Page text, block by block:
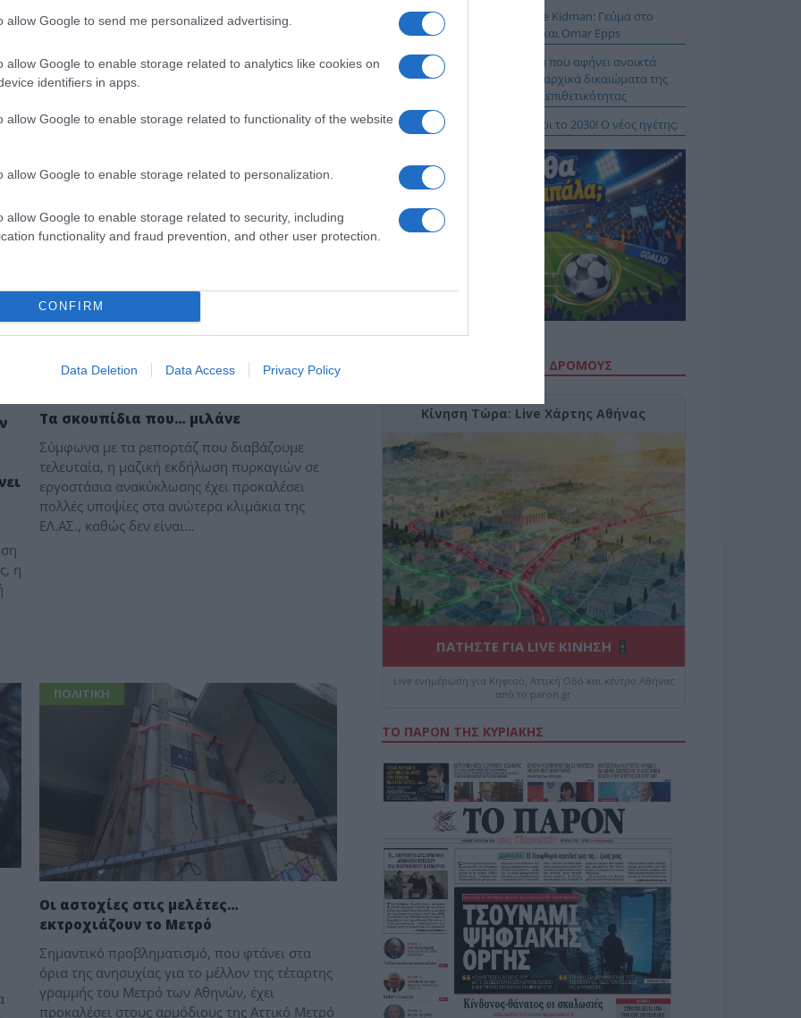
allow Google to send me personalized advertising.
allow Google to enable storage related to analytics like cookies on
identifiers in apps.
allow Google to enable storage related to functionality of the website
allow Google to enable storage related to personalization.
allow Google to enable storage related to security, including
functionality and fraud prevention, and other user protection.
CONFIRM
Data Deletion Data Access Privacy Policy
Νεότερα δεδομένα έρχονται στο φως της
στελέχωση του νέου προγράμματος του Mega
News 104.6. Σύμφωνα με πληροφορίες, το
η
ΕΠΙΚΑΙΡΟΤΗΤΑ
Τα σκουπίδια που… μιλάνε
Σύμφωνα με τα ρεπορτάζ που διαβάζουμε
τελευταία, η μαζική εκδήλωση πυρκαγιών σε
εργοστάσια ανακύκλωσης έχει προκαλέσει
πολλές υποψίες στα ανώτερα κλιμάκια της
ΕΛ.ΑΣ., καθώς δεν είναι…
ΠΟΛΙΤΙΚΗ
Οι αστοχίες στις μελέτες…
εκτροχιάζουν το Μετρό
Σημαντικό προβληματισμό, που φτάνει στα
όρια της ανησυχίας για το μέλλον της τέταρτης
γραμμής του Μετρό των Αθηνών, έχει
προκαλέσει στους αρμόδιους της Αττικό Μετρό
« 1… 1213 14 1516 …10,075 »
Στη Μύκονο βρίσκεται η Nicole Kidman: Γεύμα στο
Nammos μαζί με Zoe Saldaña και Omar Epps
Ρένα Δούρου: Θολή συμφωνία που αφήνει ανοικτά
ερωτήματα σχετικά με τα κυριαρχικά δικαιώματα της
Ελλάδας έναντι της τουρκικής επιθετικότητας
Ο Μιλάν Βιτάλις στην ΑΕΚ μέχρι το 2030! Ο νέος ηγέτης;
ΔΕΙΤΕ ΤΗΝ ΚΙΝΗΣΗ ΣΤΟΥΣ ΔΡΌΜΟΥΣ
Κίνηση Τώρα: Live Χάρτης Αθήνας
ΠΑΤΗΣΤΕ ΓΙΑ LIVE ΚΙΝΗΣΗ
Live ενημέρωση για Κηφισό, Αττική Οδό και κέντρο Αθήνας
από το paron.gr
ΤΟ ΠΑΡΟΝ ΤΗΣ ΚΥΡΙΑΚΗΣ